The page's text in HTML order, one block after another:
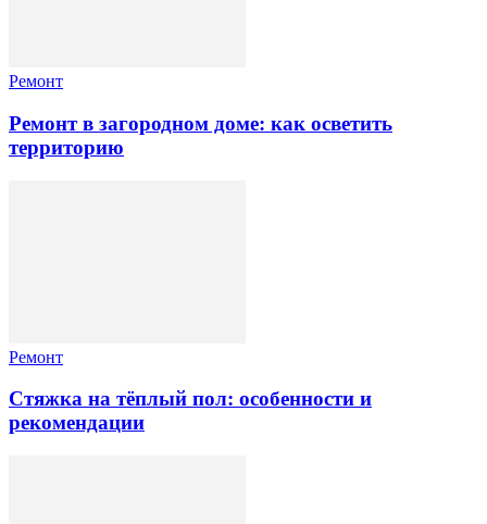
Ремонт
Ремонт в загородном доме: как осветить
территорию
Ремонт
Стяжка на тёплый пол: особенности и
рекомендации